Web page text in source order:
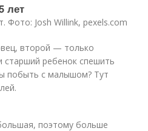
лет
Фото: Josh Willink, pexels.com
второй — только
старший ребенок спешить
побыть с малышом? Тут
поэтому больше